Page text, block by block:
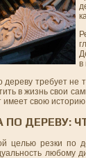
в
дереву требует не
в жизнь свои
имеет свою
ПО ДЕРЕВУ:
целью резки по
любому